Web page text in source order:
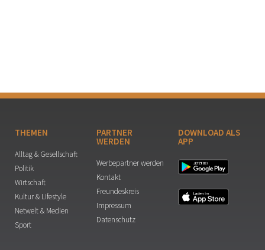
THEMEN
Alltag & Gesellschaft
Politik
Wirtschaft
Kultur & Lifestyle
Netwelt & Medien
Sport
PARTNER
WERDEN
Werbepartner werden
Kontakt
Freundeskreis
Impressum
Datenschutz
DOWNLOAD ALS
APP